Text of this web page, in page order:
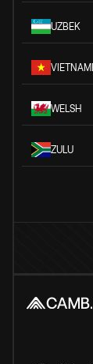
UZBEK
WELSH
ZULU